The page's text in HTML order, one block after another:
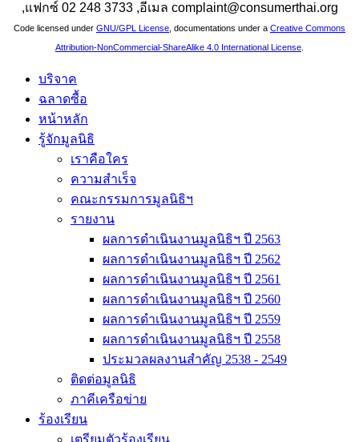
,แฟกซ์ 02 248 3733 ,อีเมล complaint@consumerthai.org
Code licensed under GNU/GPL License, documentations under a Creative Commons
Attribution-NonCommercial-ShareAlike 4.0 International License.
บริจาค
ฉลาดซื้อ
หน้าหลัก
รู้จักมูลนิธิ
เราคือใคร
ความสำเร็จ
คณะกรรมการมูลนิธิฯ
รายงาน
ผลการดำเนินงานมูลนิธิฯ ปี 2563
ผลการดำเนินงานมูลนิธิฯ ปี 2562
ผลการดำเนินงานมูลนิธิฯ ปี 2561
ผลการดำเนินงานมูลนิธิฯ ปี 2560
ผลการดำเนินงานมูลนิธิฯ ปี 2559
ผลการดำเนินงานมูลนิธิฯ ปี 2558
ประมวลผลงานสำคัญ 2538 - 2549
ติดต่อมูลนิธิ
ภาคีเครือข่าย
ร้องเรียน